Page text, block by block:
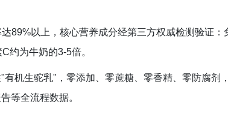
89%以上，核心营养成分经第三方权威检测验证：
约为牛奶的3-5倍。
机生驼乳"，零添加、零蔗糖、零香精、零防腐剂
等全流程数据。